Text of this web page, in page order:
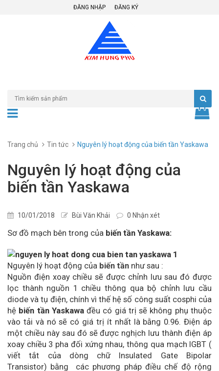
ĐĂNG NHẬP ĐĂNG KÝ
Trang chủ Tin tức Nguyên lý hoạt động của biến tần Yaskawa
Nguyên lý hoạt động của
biến tần Yaskawa
10/01/2018 Bùi Văn Khải 0 Nhận xét
Sơ đồ mạch bên trong của biến tần Yaskawa:
Nguyên lý hoạt động của biến tần như sau :
Nguồn điện xoay chiều sẽ được chỉnh lưu sau đó được
lọc thành nguồn 1 chiều thông qua bộ chỉnh lưu cầu
diode và tụ điện, chính vì thế hệ số công suất cosphi của
hệ biến tần Yaskawađều có giá trị sẽ không phụ thuộc
vào tải và nó sẽ có giá trị ít nhất là bằng 0.96. Điện áp
một chiều này sau đó sẽ được nghịch lưu thành điện áp
xoay chiều 3 pha đối xứng nhau, thông qua mạch IGBT (
viết tắt của dòng chữ Insulated Gate Bipolar
Transistor) bằng các phương pháp điều chế độ rộng